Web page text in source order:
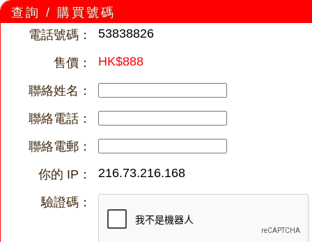
查詢 / 購買號碼
電話號碼：
53838826
售價： HK$888
聯絡姓名：
聯絡電話：
聯絡電郵：
你的 IP：
216.73.216.168
驗證碼：